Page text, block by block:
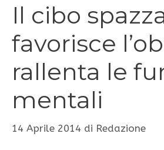
Il cibo
favorisce
rallenta le
mentali
14 Aprile 2014 di Redazione